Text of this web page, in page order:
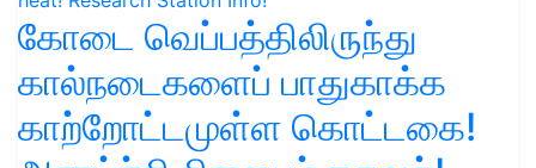
கோடை வெப்பத்திலிருந்து
கால்நடைகளைப் பாதுகாக்க
காற்றோட்டமுள்ள கொட்டகை!